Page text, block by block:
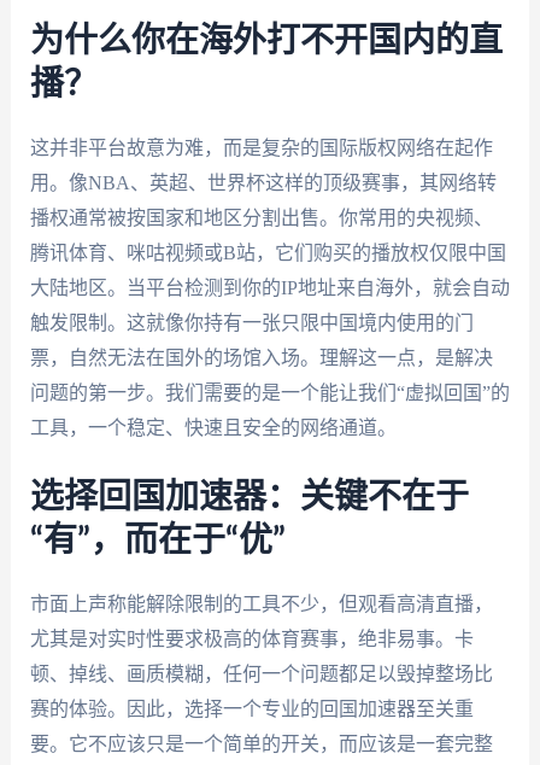
为什么你在海外打不开国内的直
播？
这并非平台故意为难，而是复杂的国际版权网络在起作
用。像NBA、英超、世界杯这样的顶级赛事，其网络转
播权通常被按国家和地区分割出售。你常用的央视频、
腾讯体育、咪咕视频或B站，它们购买的播放权仅限中国
大陆地区。当平台检测到你的IP地址来自海外，就会自动
触发限制。这就像你持有一张只限中国境内使用的门
票，自然无法在国外的场馆入场。理解这一点，是解决
问题的第一步。我们需要的是一个能让我们“虚拟回国”的
工具，一个稳定、快速且安全的网络通道。
选择回国加速器：关键不在于
“有”，而在于“优”
市面上声称能解除限制的工具不少，但观看高清直播，
尤其是对实时性要求极高的体育赛事，绝非易事。卡
顿、掉线、画质模糊，任何一个问题都足以毁掉整场比
赛的体验。因此，选择一个专业的回国加速器至关重
要。它不应该只是一个简单的开关，而应该是一套完整